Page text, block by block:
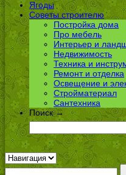
Ягоды
Советы строителю
Постройка дома
Про мебель
Интерьер и
Недвижимость
Техника и
Ремонт и отделка
Освещение и
Стройматериал
Сантехника
Поиск →